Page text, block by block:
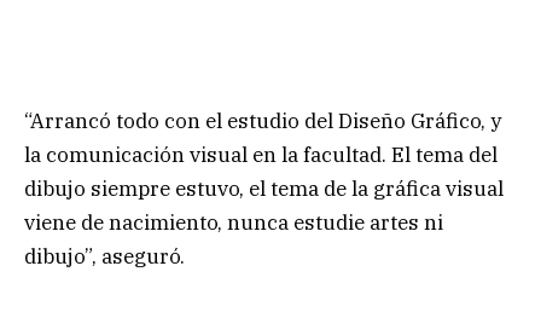
“Arrancó todo con el estudio del Diseño Gráfico, y
la comunicación visual en la facultad. El tema del
dibujo siempre estuvo, el tema de la gráfica visual
viene de nacimiento, nunca estudie artes ni
dibujo”, aseguró.